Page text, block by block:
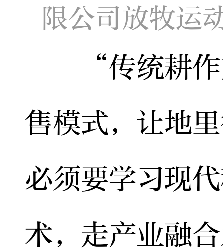
限公司放牧
“传统耕作
售模式，让地
必须要学习现
术，走产业融